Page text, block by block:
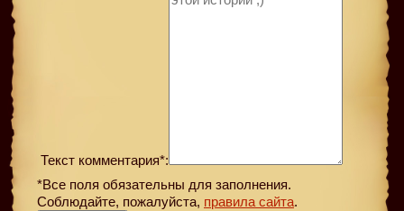
Текст комментария*:
*Все поля обязательны для заполнения.
Соблюдайте, пожалуйста, правила сайта.